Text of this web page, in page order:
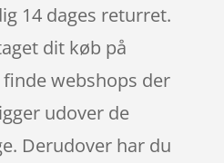
14 dages returret.
dit køb på
webshops der
udover de
Derudover har du